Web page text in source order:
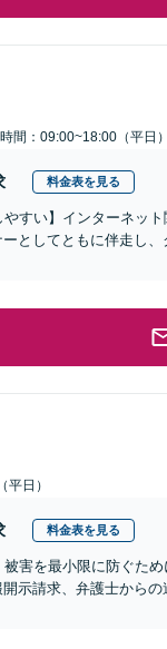
間：09:00~18:00（平日）
料金表を見る
すい】インターネッ
としてともに伴走し
日）
料金表を見る
害を最小限に防ぐた
示請求、弁護士から